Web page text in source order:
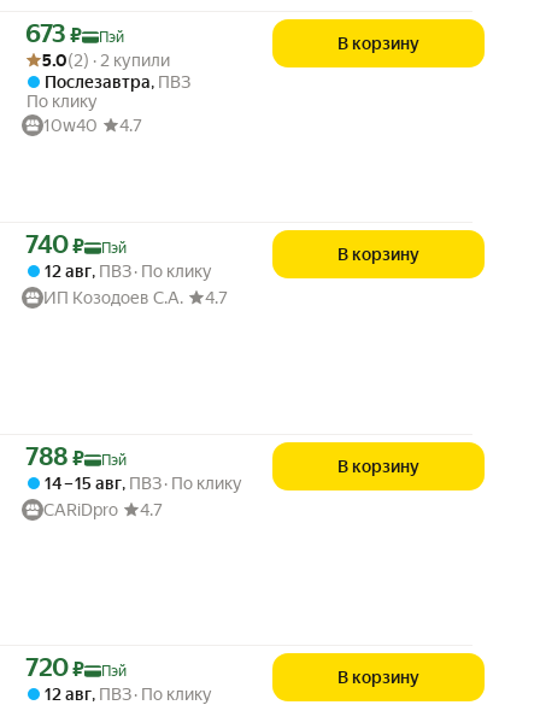
Цена с картой Яндекс Пэй 673 ₽ вместо
673 ₽
Пэй
Рейтинг товара: 5.0 из 5
Оценок: (2) · 2 купили
5.0(2) · 2 купили
Послезавтра, ПВЗ
По клику
10w40
4.7
В корзину
Цена с картой Яндекс Пэй 740 ₽ вместо
740₽ Пэй
12 авг, ПВЗ По клику
ИП Козодоев С.А.
4.7
В корзину
Цена с картой Яндекс Пэй 788 ₽ вместо
788 ₽ Пэй
14 – 15 авг, ПВЗ По клику
CARiDpro
4.7
В корзину
Цена с картой Яндекс Пэй 720 ₽ вместо
720₽ Пэй
12 авг, ПВЗ По клику
В корзину